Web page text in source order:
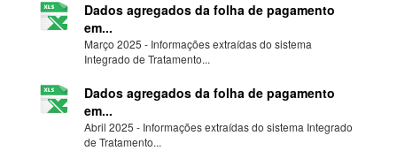
Dados agregados da folha de pagamento
em...
Março 2025 - Informações extraídas do sistema
Integrado de Tratamento...
Dados agregados da folha de pagamento
em...
Abril 2025 - Informações extraídas do sistema Integrado
de Tratamento...